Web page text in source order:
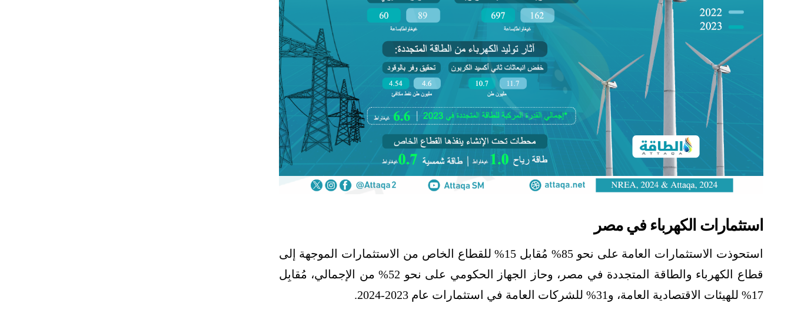
استثمارات الكهرباء في مصر
استحوذت الاستثمارات العامة على نحو 85% مُقابل 15% للقطاع الخاص من الاستثمارات الموجهة إلى
قطاع الكهرباء والطاقة المتجددة في مصر، وحاز الجهاز الحكومي على نحو 52% من الإجمالي، مُقابِل
17% للهيئات الاقتصادية العامة، و31% للشركات العامة في استثمارات عام 2023-2024.